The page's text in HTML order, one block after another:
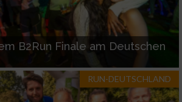
B2Run Finale am Deutschen
RUN-DEUTSCHLAND